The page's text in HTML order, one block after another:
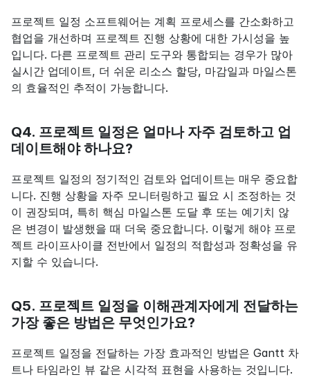
프로젝트 일정 소프트웨어는 계획 프로세스를 간소화하고
협업을 개선하며 프로젝트 진행 상황에 대한 가시성을 높
입니다. 다른 프로젝트 관리 도구와 통합되는 경우가 많아
실시간 업데이트, 더 쉬운 리소스 할당, 마감일과 마일스톤
의 효율적인 추적이 가능합니다.
Q4. 프로젝트 일정은 얼마나 자주 검토하고 업
데이트해야 하나요?
프로젝트 일정의 정기적인 검토와 업데이트는 매우 중요합
니다. 진행 상황을 자주 모니터링하고 필요 시 조정하는 것
이 권장되며, 특히 핵심 마일스톤 도달 후 또는 예기치 않
은 변경이 발생했을 때 더욱 중요합니다. 이렇게 해야 프로
젝트 라이프사이클 전반에서 일정의 적합성과 정확성을 유
지할 수 있습니다.
Q5. 프로젝트 일정을 이해관계자에게 전달하는
가장 좋은 방법은 무엇인가요?
프로젝트 일정을 전달하는 가장 효과적인 방법은 Gantt 차
트나 타임라인 뷰 같은 시각적 표현을 사용하는 것입니다.